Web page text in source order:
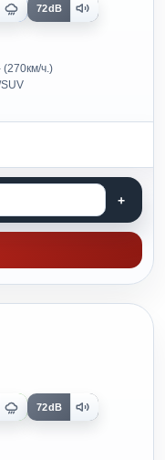
72dB
(270км/ч.)
72dB